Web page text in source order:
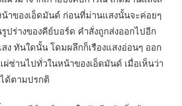
น้าของเอ็ดมันด์ ก่อนที่ม่านแสงนั้นจะค่อยๆ
ปร่างของคีย์บอร์ด คำสั่งถูกส่งออกไปอีก
ง ทันใดนั้น โดมผลึกก็เรืองแสงอ่อนๆ ออก
ซ่านไปทั่วในหน้าของเอ็ดมันด์ เมื่อเห็นว่า
ด้ตามปรกติ